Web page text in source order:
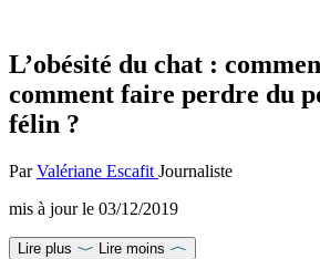
L’obésité du chat :
comment faire perdre du
félin ?
ParValériane Escafit Journaliste
mis à jour le 03/12/2019
Lire plus
Lire moins